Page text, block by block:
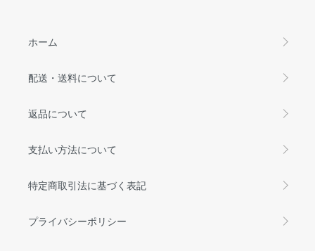
ホーム
配送・送料について
返品について
支払い方法について
特定商取引法に基づく表記
プライバシーポリシー